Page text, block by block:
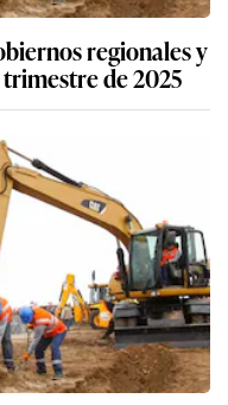
regionales y
trimestre de 2025